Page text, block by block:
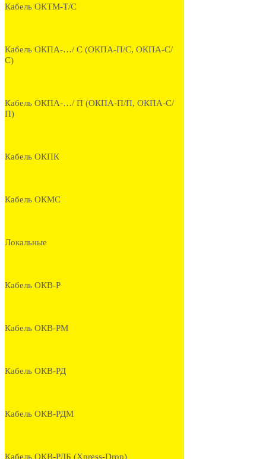
Кабель ОКТМ-Т/С
Кабель ОКПА-…/ С (ОКПА-П/С, ОКПА-С/
С)
Кабель ОКПА-…/ П (ОКПА-П/П, ОКПА-С/
П)
Кабель ОКПК
Кабель ОКМС
Локальные
Кабель ОКВ-Р
Кабель ОКВ-РМ
Кабель ОКВ-РД
Кабель ОКВ-РДМ
Кабель ОКВ-РДБ (Xpress-Drop)